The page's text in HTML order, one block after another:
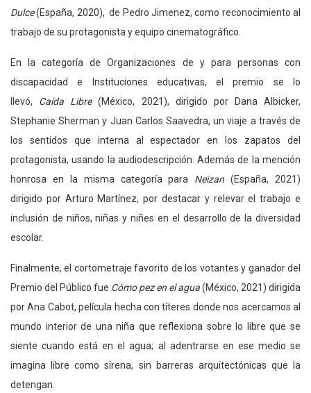
Dulce(España, 2020), de Pedro Jimenez, como reconocimiento al
trabajo de su protagonista y equipo cinematográfico.
En la categoría de Organizaciones de y para personas con
discapacidad e Instituciones educativas, el premio se lo
llevó, Caída Libre(México, 2021), dirigido por Dana Albicker,
Stephanie Sherman y Juan Carlos Saavedra, un viaje a través de
los sentidos que interna al espectador en los zapatos del
protagonista, usando la audiodescripción. Además de la mención
honrosa en la misma categoría para Neizan(España, 2021)
dirigido por Arturo Martínez, por destacar y relevar el trabajo e
inclusión de niños, niñas y niñes en el desarrollo de la diversidad
escolar.
Finalmente, el cortometraje favorito de los votantes y ganador del
Premio del Público fue Cómo pez en el agua(México, 2021) dirigida
por Ana Cabot, película hecha con títeres donde nos acercamos al
mundo interior de una niña que reflexiona sobre lo libre que se
siente cuando está en el agua; al adentrarse en ese medio se
imagina libre como sirena, sin barreras arquitectónicas que la
detengan.